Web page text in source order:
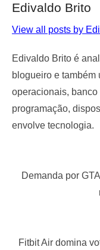
Edivaldo Brito
View all posts by
Edivaldo Brito é
blogueiro e também
operacionais, banco
programação,
envolve tecnologia.
dePrevious
Demanda por
Next
Fitbit Air domina